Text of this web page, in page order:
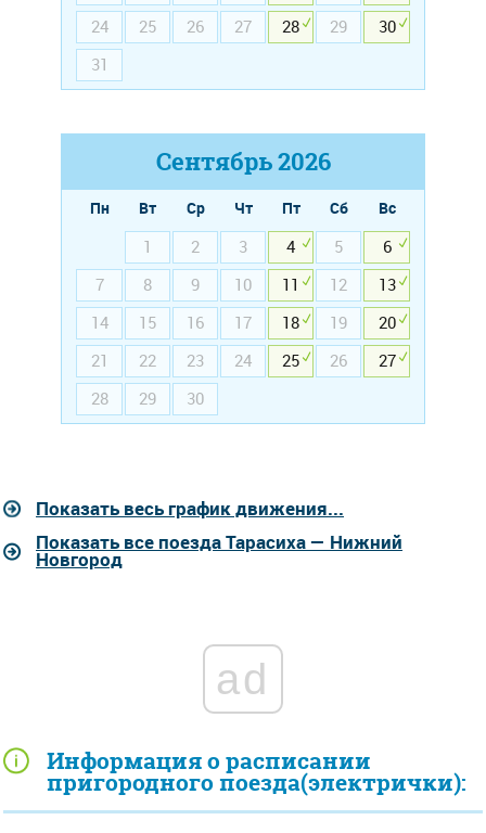
Информация о расписании
пригородного поезда(электрички):
24
25 26 27 28 29
30
31
Сентябрь2026
Пн Вт Ср Чт Пт Сб
Вс
1
2 3 4 5
6
7
8 9 10 11 12
13
14
15 16 17 18 19
20
21
22 23 24 25 26
27
28
29 30
Показать весь график движения...
Показать все поезда Тарасиха — Нижний
Новгород
ad